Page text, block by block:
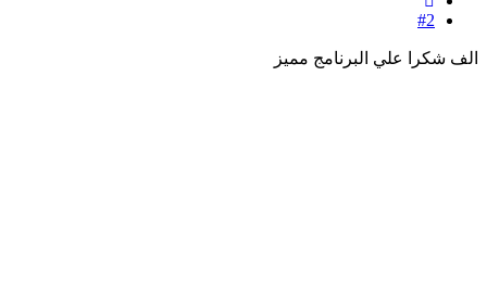
#2
الف شكرا علي البرنامج مميز